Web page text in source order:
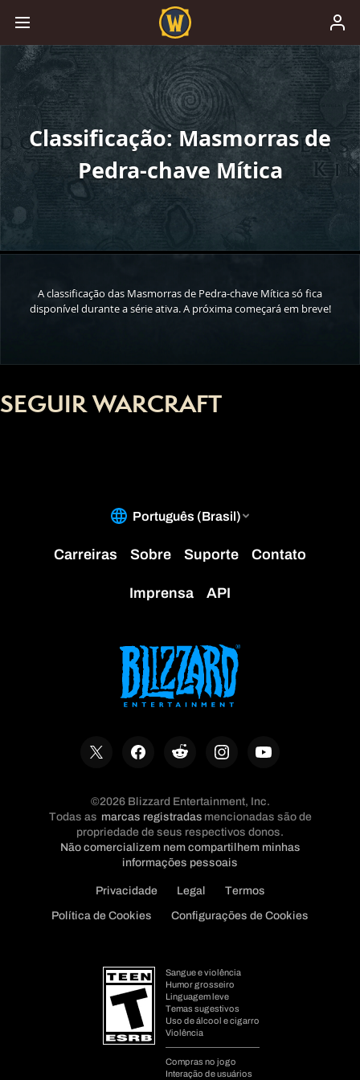
Classificação: Masmorras de
Pedra-chave Mítica
A classificação das Masmorras de Pedra-chave Mítica só fica
disponível durante a série ativa. A próxima começará em breve!
SEGUIR WARCRAFT